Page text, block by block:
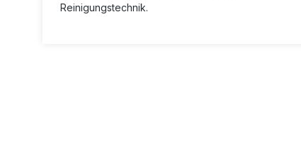
Reinigungstechnik.